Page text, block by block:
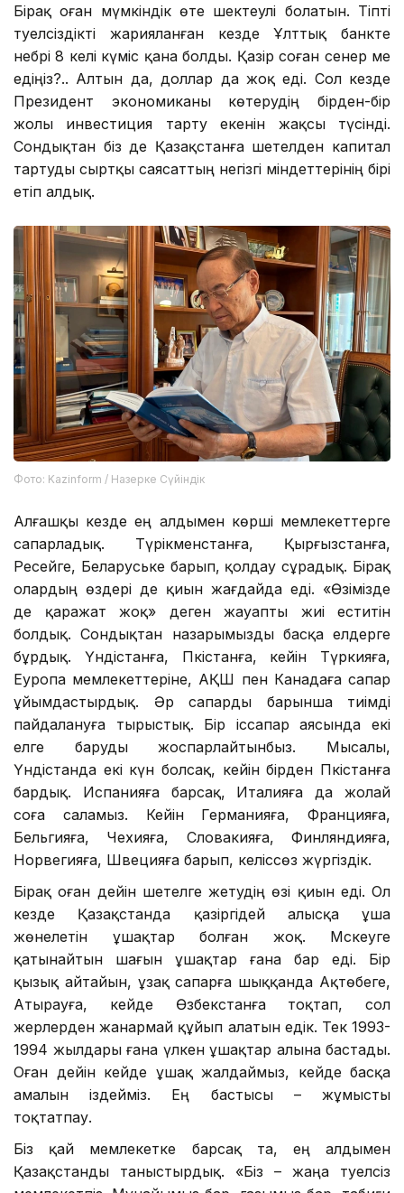
Бірақ оған мүмкіндік өте шектеулі болатын. Тіпті
тәуелсіздікті жарияланған кезде Ұлттық банкте
небәрі 8 келі күміс қана болды. Қазір соған сенер ме
едіңіз?.. Алтын да, доллар да жоқ еді. Сол кезде
Президент экономиканы көтерудің бірден-бір
жолы инвестиция тарту екенін жақсы түсінді.
Сондықтан біз де Қазақстанға шетелден капитал
тартуды сыртқы саясаттың негізгі міндеттерінің бірі
етіп алдық.
Фото: Kazinform / Назерке Сүйіндік
Алғашқы кезде ең алдымен көрші мемлекеттерге
сапарладық. Түрікменстанға, Қырғызстанға,
Ресейге, Беларуське барып, қолдау сұрадық. Бірақ
олардың өздері де қиын жағдайда еді. «Өзімізде
де қаражат жоқ» деген жауапты жиі еститін
болдық. Сондықтан назарымызды басқа елдерге
бұрдық. Үндістанға, Пәкістанға, кейін Түркияға,
Еуропа мемлекеттеріне, АҚШ пен Канадаға сапар
ұйымдастырдық. Әр сапарды барынша тиімді
пайдалануға тырыстық. Бір іссапар аясында екі
елге баруды жоспарлайтынбыз. Мысалы,
Үндістанда екі күн болсақ, кейін бірден Пәкістанға
бардық. Испанияға барсақ, Италияға да жолай
соға саламыз. Кейін Германияға, Францияға,
Бельгияға, Чехияға, Словакияға, Финляндияға,
Норвегияға, Швецияға барып, келіссөз жүргіздік.
Бірақ оған дейін шетелге жетудің өзі қиын еді. Ол
кезде Қазақстанда қазіргідей алысқа ұша
жөнелетін ұшақтар болған жоқ. Мәскеуге
қатынайтын шағын ұшақтар ғана бар еді. Бір
қызық айтайын, ұзақ сапарға шыққанда Ақтөбеге,
Атырауға, кейде Өзбекстанға тоқтап, сол
жерлерден жанармай құйып алатын едік. Тек 1993-
1994 жылдары ғана үлкен ұшақтар алына бастады.
Оған дейін кейде ұшақ жалдаймыз, кейде басқа
амалын іздейміз. Ең бастысы – жұмысты
тоқтатпау.
Біз қай мемлекетке барсақ та, ең алдымен
Қазақстанды таныстырдық. «Біз – жаңа тәуелсіз